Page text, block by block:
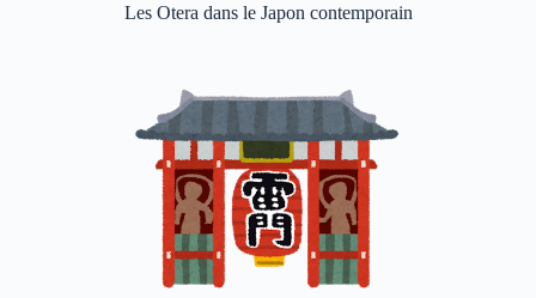
Les Otera dans le Japon contemporain